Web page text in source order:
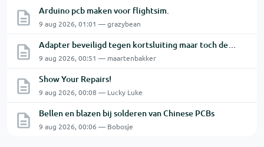
Arduino pcb maken voor flightsim.
9 aug 2026, 01:01 — grazybean
Adapter beveiligd tegen kortsluiting maar toch defect?
9 aug 2026, 00:51 — maartenbakker
Show Your Repairs!
9 aug 2026, 00:08 — Lucky Luke
Bellen en blazen bij solderen van Chinese PCBs
9 aug 2026, 00:06 — Bobosje